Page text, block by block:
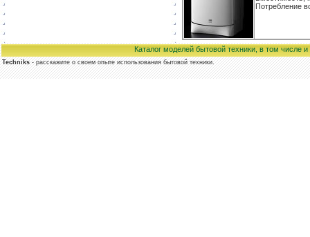
Потребление
Каталог моделей бытовой техники, в том числе
Techniks- расскажите о своем опыте использования бытовой техники.